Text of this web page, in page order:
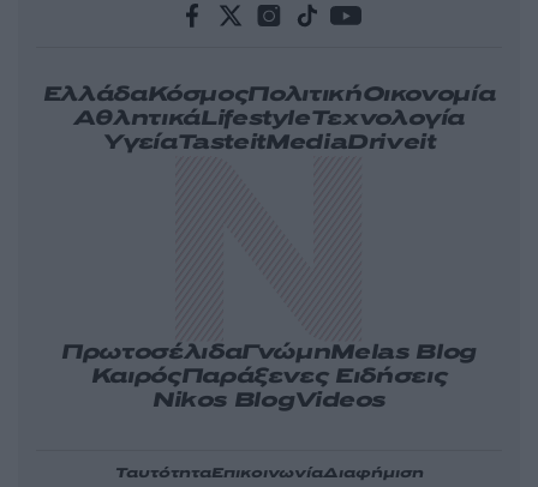
ΕλλάδαΚόσμοςΠολιτικήΟικονομία
ΑθλητικάLifestyleΤεχνολογία
ΥγείαTasteitMediaDriveit
ΠρωτοσέλιδαΓνώμηMelas Blog
ΚαιρόςΠαράξενες Ειδήσεις
Nikos BlogVideos
ΤαυτότηταΕπικοινωνίαΔιαφήμιση